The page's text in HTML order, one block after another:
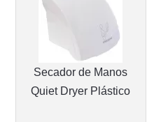
Secador de Manos
Quiet Dryer Plástico